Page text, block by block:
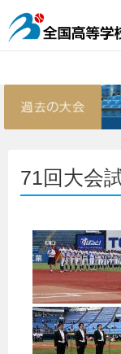
71回大会